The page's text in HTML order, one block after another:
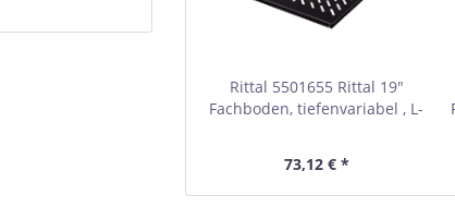
Rittal 5501655 Rittal 19"
Fachboden, tiefenvariabel , L-
Ebenenabstand von 400-600
mm, 0,5 HE, Schwarz RAL9005
73,12 € *